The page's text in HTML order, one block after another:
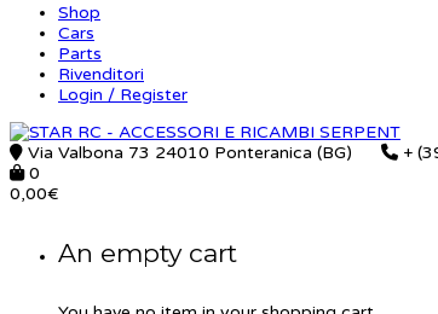
Shop
Cars
Parts
Rivenditori
Login / Register
Via Valbona 73 24010 Ponteranica (BG)
+
0
0,00€
An empty cart